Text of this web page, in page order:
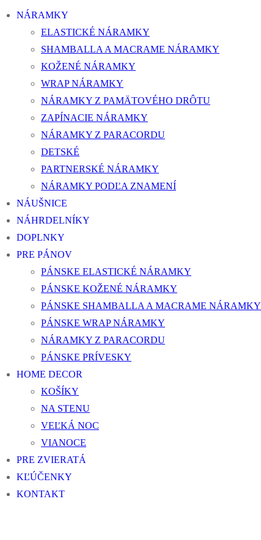
NÁRAMKY
ELASTICKÉ NÁRAMKY
SHAMBALLA A MACRAME NÁRAMKY
KOŽENÉ NÁRAMKY
WRAP NÁRAMKY
NÁRAMKY Z PAMÄTOVÉHO DRÔTU
ZAPÍNACIE NÁRAMKY
NÁRAMKY Z PARACORDU
DETSKÉ
PARTNERSKÉ NÁRAMKY
NÁRAMKY PODĽA ZNAMENÍ
NÁUŠNICE
NÁHRDELNÍKY
DOPLNKY
PRE PÁNOV
PÁNSKE ELASTICKÉ NÁRAMKY
PÁNSKE KOŽENÉ NÁRAMKY
PÁNSKE SHAMBALLA A MACRAME NÁRAMKY
PÁNSKE WRAP NÁRAMKY
NÁRAMKY Z PARACORDU
PÁNSKE PRÍVESKY
HOME DECOR
KOŠÍKY
NA STENU
VEĽKÁ NOC
VIANOCE
PRE ZVIERATÁ
KĽÚČENKY
KONTAKT